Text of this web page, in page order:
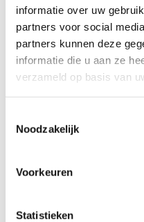
informatie over uw
partners voor social
partners kunnen deze
informatie die u aan ze
verzameld op basis van
Noodzakelijk
Voorkeuren
Statistieken